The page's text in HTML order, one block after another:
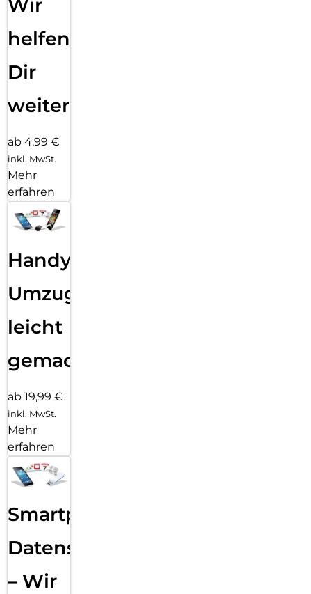
Wir
helfen
Dir
weiter
ab 4,99 €
inkl. MwSt.
Mehr
erfahren
Handy
Umzug
leicht
gemacht!
ab 19,99 €
inkl. MwSt.
Mehr
erfahren
Smartphone
Datensicherung
– Wir